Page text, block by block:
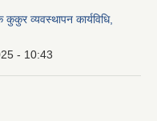
कुकुर व्यवस्थापन कार्यविधि,
- 10:43